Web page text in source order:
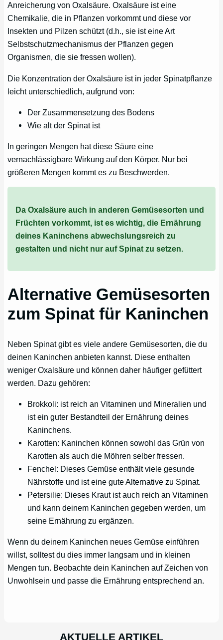
Anreicherung von Oxalsäure. Oxalsäure ist eine
Chemikalie, die in Pflanzen vorkommt und diese vor
Insekten und Pilzen schützt (d.h., sie ist eine Art
Selbstschutzmechanismus der Pflanzen gegen
Organismen, die sie fressen wollen).
Die Konzentration der Oxalsäure ist in jeder Spinatpflanze
leicht unterschiedlich, aufgrund von:
Der Zusammensetzung des Bodens
Wie alt der Spinat ist
In geringen Mengen hat diese Säure eine
vernachlässigbare Wirkung auf den Körper. Nur bei
größeren Mengen kommt es zu Beschwerden.
Da Oxalsäure auch in anderen Gemüsesorten und
Früchten vorkommt, ist es wichtig, die Ernährung
deines Kaninchens abwechslungsreich zu
gestalten und nicht nur auf Spinat zu setzen.
Alternative Gemüsesorten
zum Spinat für Kaninchen
Neben Spinat gibt es viele andere Gemüsesorten, die du
deinen Kaninchen anbieten kannst. Diese enthalten
weniger Oxalsäure und können daher häufiger gefüttert
werden. Dazu gehören:
Brokkoli: ist reich an Vitaminen und Mineralien und
ist ein guter Bestandteil der Ernährung deines
Kaninchens.
Karotten: Kaninchen können sowohl das Grün von
Karotten als auch die Möhren selber fressen.
Fenchel: Dieses Gemüse enthält viele gesunde
Nährstoffe und ist eine gute Alternative zu Spinat.
Petersilie: Dieses Kraut ist auch reich an Vitaminen
und kann deinem Kaninchen gegeben werden, um
seine Ernährung zu ergänzen.
Wenn du deinem Kaninchen neues Gemüse einführen
willst, solltest du dies immer langsam und in kleinen
Mengen tun. Beobachte dein Kaninchen auf Zeichen von
Unwohlsein und passe die Ernährung entsprechend an.
AKTUELLE ARTIKEL